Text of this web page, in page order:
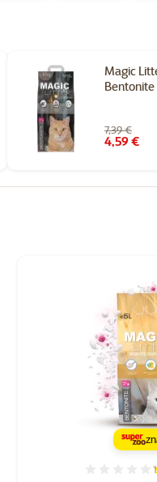
Magic
7,39 €
4,59 €